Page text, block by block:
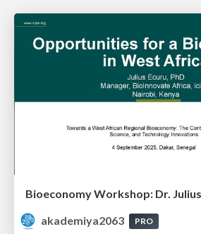
akademiya2063
PRO